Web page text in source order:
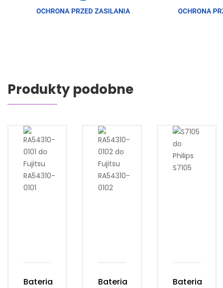
Produkty podobne
Bateria
Bateria
Bateria